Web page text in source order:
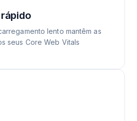
lento mantêm as
seus Core Web Vitals